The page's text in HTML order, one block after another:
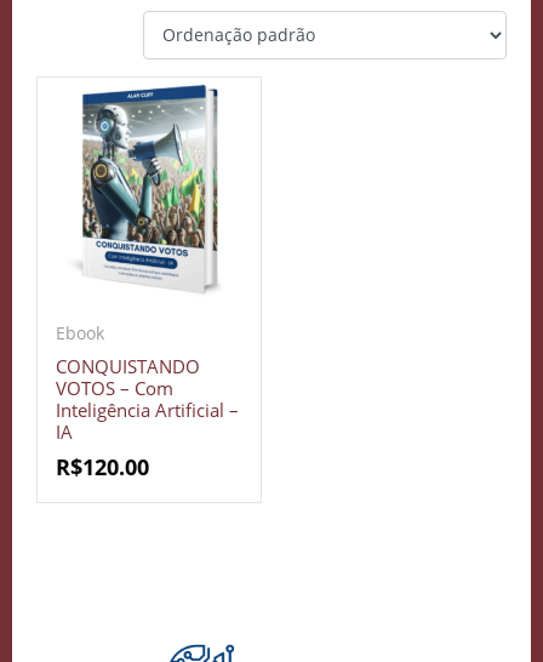
Ebook
CONQUISTANDO
VOTOS – Com
Inteligência Artificial –
IA
R$120.00